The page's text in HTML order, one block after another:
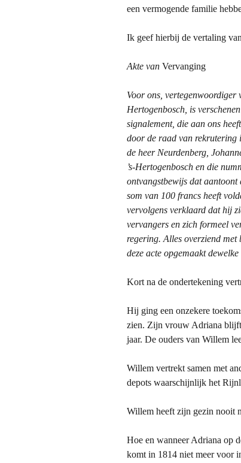
een vermogende familie
Ik geef hierbij de vertaling
Akte van Vervanging
Voor ons, vertegenwoordiger
Hertogenbosch, is
signalement, die aan ons
door de raad van rekrutering
de heer Neurdenberg,
’s-Hertogenbosch en die
ontvangstbewijs dat aantoont
som van 100 francs heeft
vervolgens verklaard dat hij
vervangers en zich formeel
regering. Alles overziend met
deze acte opgemaakt dewelke
Kort na de ondertekening
Hij ging een onzekere
zien. Zijn vrouw Adriana blijft
jaar. De ouders van Willem
Willem vertrekt samen met
depots waarschijnlijk het
Willem heeft zijn gezin
Hoe en wanneer Adriana op
komt in 1814 niet meer voor